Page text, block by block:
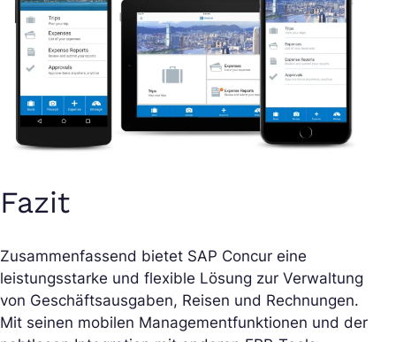
Fazit
Zusammenfassend bietet SAP Concur eine
leistungsstarke und flexible Lösung zur Verwaltung
von Geschäftsausgaben, Reisen und Rechnungen.
Mit seinen mobilen Managementfunktionen und der